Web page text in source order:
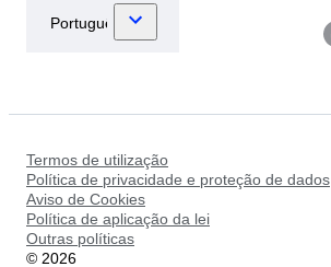
Termos de utilização
Política de privacidade e proteção de dados
Aviso de Cookies
Política de aplicação da lei
Outras políticas
© 2026